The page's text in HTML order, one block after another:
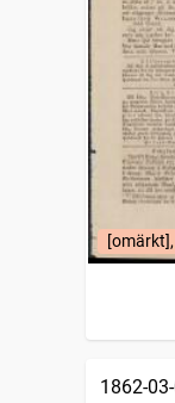
[omärkt],
1862-